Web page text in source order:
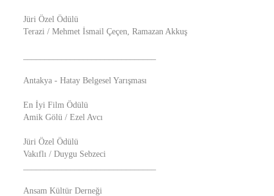
Jüri Özel Ödülü
Terazi / Mehmet İsmail Çeçen, Ramazan Akkuş
Antakya - Hatay Belgesel Yarışması
En İyi Film Ödülü
Amik Gölü / Ezel Avcı
Jüri Özel Ödülü
Vakıflı / Duygu Sebzeci
Ansam Kültür Derneği